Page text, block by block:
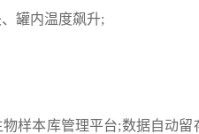
罐内温度飙升;
样本库管理平台;数据自动留